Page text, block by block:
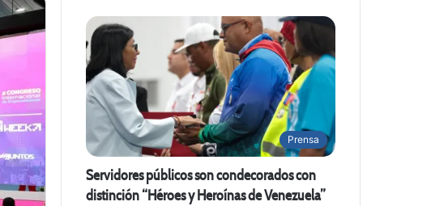
Prensa
Servidores públicos son condecorados con
distinción “Héroes y Heroínas de Venezuela”